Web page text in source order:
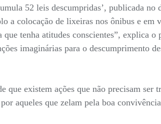
52 leis descumpridas’, publicada no
a colocação de lixeiras nos ônibus e em
tenha atitudes conscientes”, explica o
imaginárias para o descumprimento
que existem ações que não precisam ser
aqueles que zelam pela boa